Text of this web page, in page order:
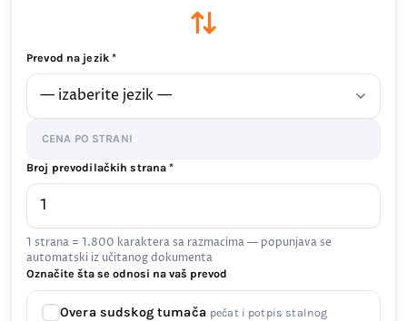
Prevod na jezik *
CENA PO STRANI
Broj prevodilačkih strana *
1 strana = 1.800 karaktera sa razmacima — popunjava se
automatski iz učitanog dokumenta
Označite šta se odnosi na vaš prevod
Overa sudskog tumača pečat i potpis stalnog